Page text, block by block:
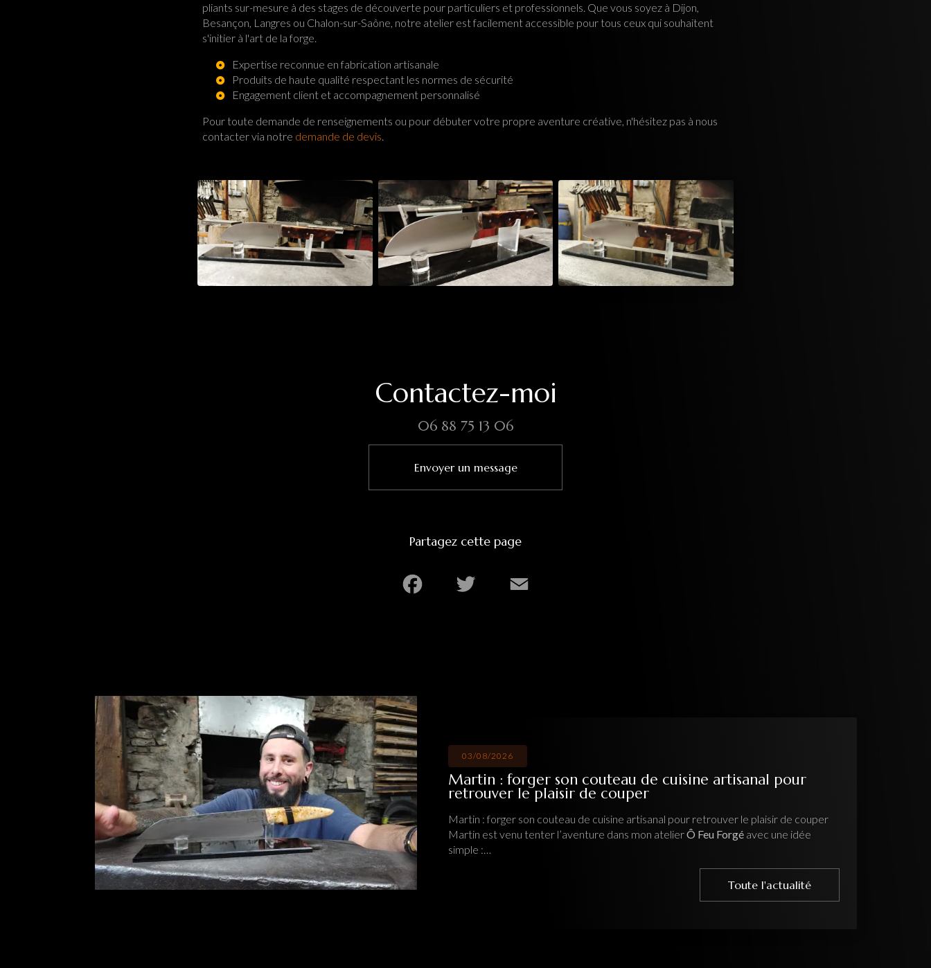
pliants sur-mesure à des stages de découverte pour particuliers et professionnels. Que vous soyez à Dijon,
Besançon, Langres ou Chalon-sur-Saône, notre atelier est facilement accessible pour tous ceux qui souhaitent
s'initier à l'art de la forge.
Expertise reconnue en fabrication artisanale
Produits de haute qualité respectant les normes de sécurité
Engagement client et accompagnement personnalisé
Pour toute demande de renseignements ou pour débuter votre propre aventure créative, n'hésitez pas à nous
contacter via notre demande de devis.
Contactez-moi
06 88 75 13 06
Envoyer un message
Partagez cette page
Martin : forger son couteau de cuisine artisanal pour
retrouver le plaisir de couper
Martin : forger son couteau de cuisine artisanal pour retrouver le plaisir de couper
Martin est venu tenter l’aventure dans mon atelier
Ô Feu Forgéavec une idée
simple :…